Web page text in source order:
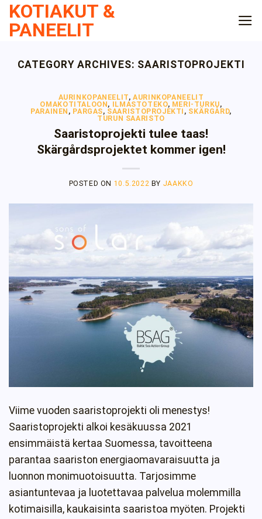
SkipKOTIAKUT &
PANEELIT
CATEGORY ARCHIVES: SAARISTOPROJEKTI
AURINKOPANEELIT,AURINKOPANEELIT
OMAKOTITALOON, ILMASTOTEKO, MERI-TURKU,
PARAINEN , PARGAS, SAARISTOPROJEKTI , SKÄRGÅRD,
TURUN SAARISTO
Saaristoprojekti tulee taas!
Skärgårdsprojektet kommer igen!
POSTED ON 10.5.2022 BY JAAKKO
Viime vuoden saaristoprojekti oli menestys!
Saaristoprojekti alkoi kesäkuussa 2021
ensimmäistä kertaa Suomessa, tavoitteena
parantaa saariston energiaomavaraisuutta ja
luonnon monimuotoisuutta. Tarjosimme
asiantuntevaa ja luotettavaa palvelua molemmilla
kotimaisilla, kaukaisinta saaristoa myöten. Projekti